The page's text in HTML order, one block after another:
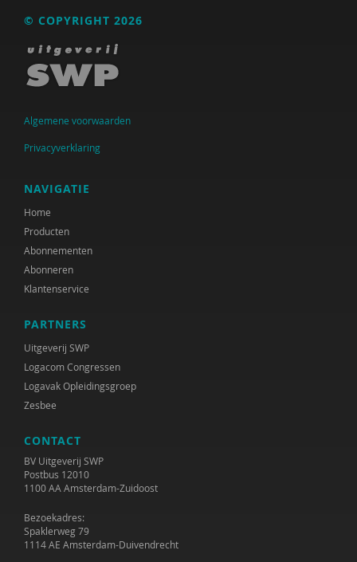
© COPYRIGHT 2026
Algemene voorwaarden
Privacyverklaring
NAVIGATIE
Home
Producten
Abonnementen
Abonneren
Klantenservice
PARTNERS
Uitgeverij SWP
Logacom Congressen
Logavak Opleidingsgroep
Zesbee
CONTACT
BV Uitgeverij SWP
Postbus 12010
1100 AA Amsterdam-Zuidoost
Bezoekadres:
Spaklerweg 79
1114 AE Amsterdam-Duivendrecht